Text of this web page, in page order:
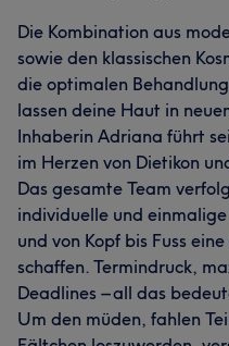
Die Kombination aus
sowie den klassischen
die optimalen
lassen deine Haut in
Inhaberin Adriana führt
im Herzen von Dietikon
Das gesamte Team
individuelle und
und von Kopf bis Fuss
schaffen. Termindruck,
Deadlines – all das
Um den müden, fahlen